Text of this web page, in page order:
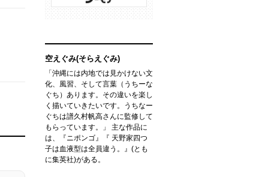
空えぐみ(そらえぐみ)
「沖縄には内地では見かけない文
化、風習、そして言葉（うちーな
ぐち）あります。その違いを楽し
く描いていきたいです。うちなー
ぐちは譜久村帆高さんに監修して
もらっています。」 主な作品に
は、『ニポンゴ』『 天野家四つ
子は血液型は全員違う。』(とも
に集英社)がある。